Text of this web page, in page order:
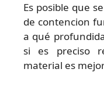
Es posible que
de contencion
a qué
si es preciso
material es